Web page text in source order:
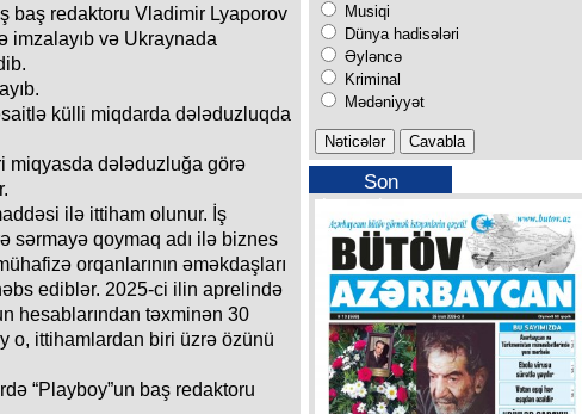
baş redaktoru Vladimir Lyaporov
imzalayıb və Ukraynada
külli miqdarda dələduzluqda
miqyasda dələduzluğa görə
ilə ittiham olunur. İş
sərmayə qoymaq adı ilə biznes
orqanlarının əməkdaşları
ediblər. 2025-ci ilin aprelində
hesablarından təxminən 30
o, ittihamlardan biri üzrə özünü
“Playboy”un baş redaktoru
Musiqi
Dünya hadisələri
Əyləncə
Kriminal
Mədəniyyət
Son
buraxılışımız